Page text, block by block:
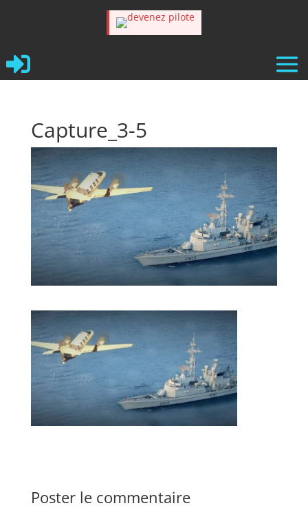

Capture_3-5
Poster le commentaire